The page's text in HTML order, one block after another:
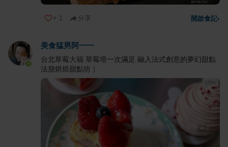
+ 1 分享 開啟食記›
美食猛男阿一一
台北草莓大福 草莓塔一次滿足 融入法式創意的夢幻甜點
法朋烘焙甜點坊｜